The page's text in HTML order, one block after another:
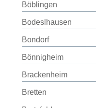
Böblingen
Bodeslhausen
Bondorf
Bönnigheim
Brackenheim
Bretten